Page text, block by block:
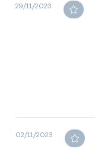
29/11/2023
02/11/2023